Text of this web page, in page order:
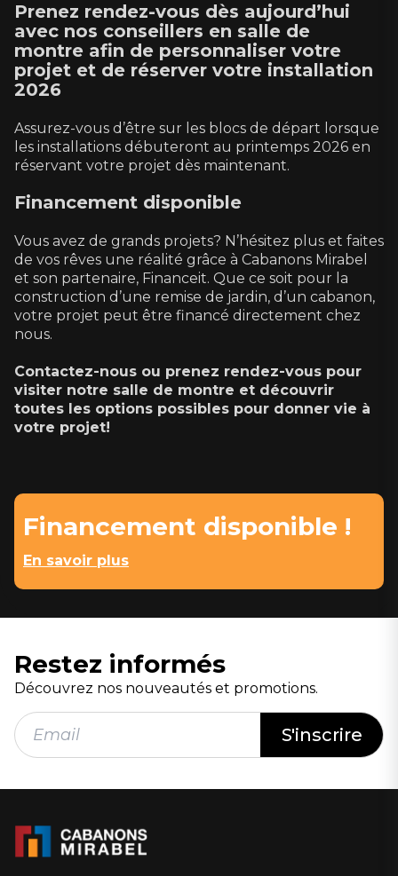
Prenez rendez-vous dès aujourd’hui
avec nos conseillers en salle de
montre afin de personnaliser votre
projet et de réserver votre installation
2026
Assurez-vous d’être sur les blocs de départ lorsque
les installations débuteront au printemps 2026 en
réservant votre projet dès maintenant.
Financement disponible
Vous avez de grands projets? N’hésitez plus et faites
de vos rêves une réalité grâce à Cabanons Mirabel
et son partenaire, Financeit. Que ce soit pour la
construction d’une remise de jardin, d’un cabanon,
votre projet peut être financé directement chez
nous.
Contactez-nous ou prenez rendez-vous pour
visiter notre salle de montre et découvrir
toutes les options possibles pour donner vie à
votre projet!
Financement disponible !
En savoir plus
Restez informés
Découvrez nos nouveautés et promotions.